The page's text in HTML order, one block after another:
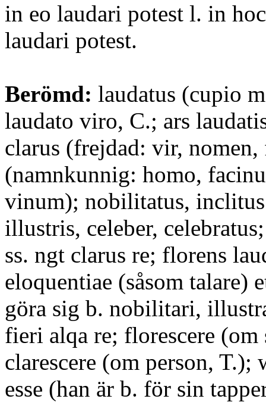
in eo laudari potest l. in
laudari potest.
Berömd: laudatus (cupio
laudato viro, C.; ars
clarus (frejdad: vir,
(namnkunnig: homo,
vinum); nobilitatus,
illustris, celeber,
ss. ngt clarus re; florens
eloquentiae (såsom talare)
göra sig b. nobilitari,
fieri alqa re; florescere (om
clarescere (om person, T.);
esse (han är b. för sin